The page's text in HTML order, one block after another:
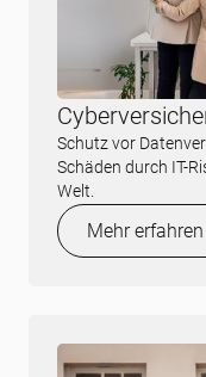
Schutz vor
Schäden durch IT-
Welt.
Mehr erfahren